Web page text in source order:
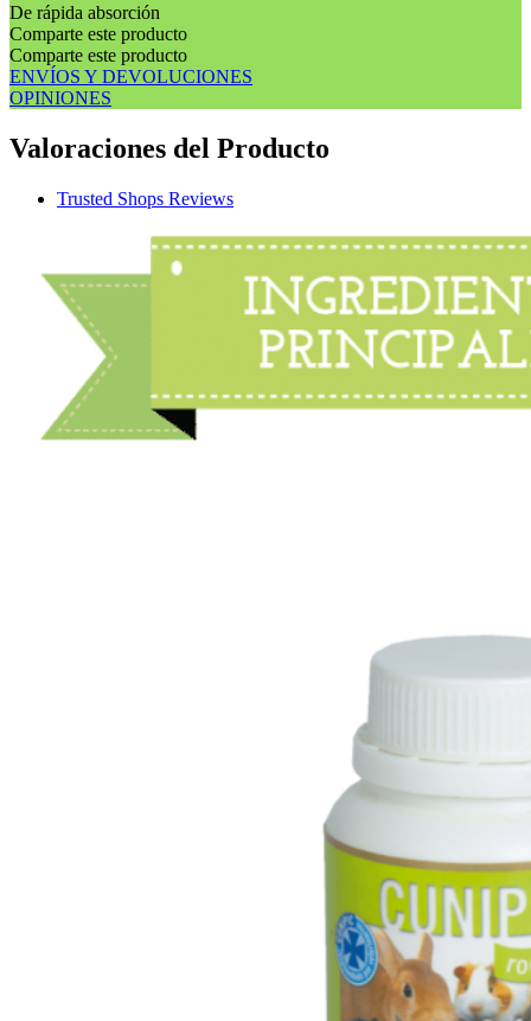
De rápida absorción
Comparte este producto
Comparte este producto
ENVÍOS Y DEVOLUCIONES
OPINIONES
Valoraciones del Producto
Trusted Shops Reviews